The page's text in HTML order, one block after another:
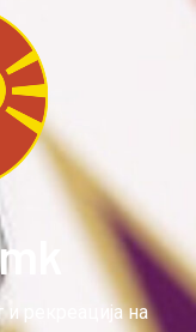
рекреација на